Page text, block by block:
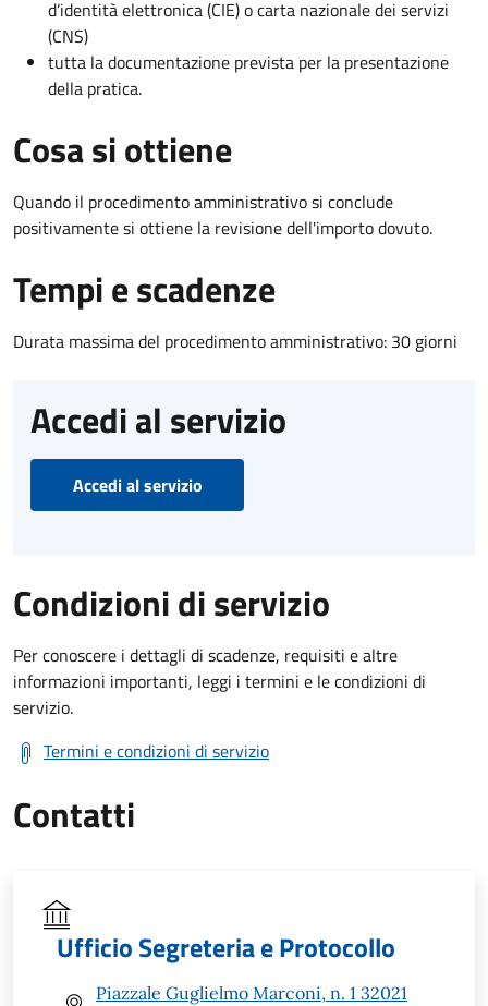
d’identità elettronica (CIE) o carta nazionale dei servizi
(CNS)
tutta la documentazione prevista per la presentazione
della pratica.
Cosa si ottiene
Quando il procedimento amministrativo si conclude
positivamente si ottiene la revisione dell'importo dovuto.
Tempi e scadenze
Durata massima del procedimento amministrativo: 30 giorni
Accedi al servizio
Accedi al servizio
Condizioni di servizio
Per conoscere i dettagli di scadenze, requisiti e altre
informazioni importanti, leggi i termini e le condizioni di
servizio.
Termini e condizioni di servizio
Contatti
Ufficio Segreteria e Protocollo
Piazzale Guglielmo Marconi, n. 1 32021